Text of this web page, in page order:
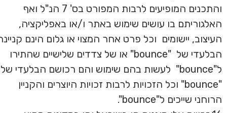
והתכנים המופיעים לרבות המפורט בס' 7 הנ"ל ואף
האלגוריתם בו עושים שימוש באתר ו/או באפליקציה,
העיצוב, יישומים
וכל פרט אחר המצוי או גלום הינם קניינה
הבלעדי של
"bounce" או של צדדים שלישיים שהתירו
ל"bounce"
לעשות בהם שימוש והם רכושם הבלעדי של
"bounce" וכל הזכויות לרבות זכויות היוצרים והקניין
הרוחני שייכים ל"bounce".